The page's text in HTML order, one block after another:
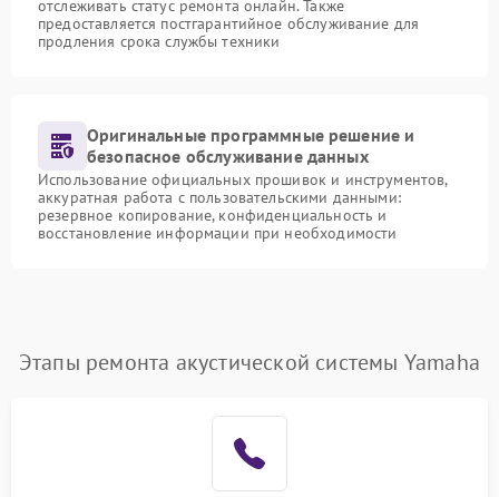
отслеживать статус ремонта онлайн. Также
предоставляется постгарантийное обслуживание для
продления срока службы техники
Оригинальные программные решение и
безопасное обслуживание данных
Использование официальных прошивок и инструментов,
аккуратная работа с пользовательскими данными:
резервное копирование, конфиденциальность и
восстановление информации при необходимости
Этапы ремонта акустической системы Yamaha